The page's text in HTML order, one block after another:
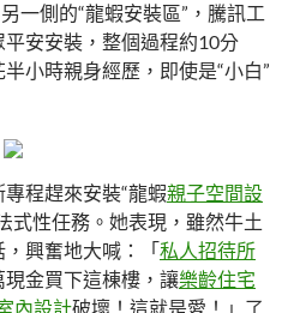
一側的“龍蝦安裝區”，騰訊工
安安裝，整個過程約10分
小時親身經歷，即使是“小白”
程趕來安裝“龍蝦親子空間設
式性任務。她表現，雖然牛土
興奮地大喊：「私人招待所
金買下這棟樓，讓樂齡住宅
內設計破壞！這就是愛！」了